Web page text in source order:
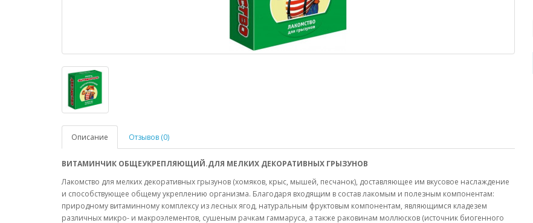
Описание Отзывов (0)
ВИТАМИНЧИК ОБЩЕУКРЕПЛЯЮЩИЙ.ДЛЯ МЕЛКИХ ДЕКОРАТИВНЫХ ГРЫЗУНОВ
Лакомство для мелких декоративных грызунов (хомяков, крыс, мышей, песчанок), доставляющее им вкусовое наслаждение
и способствующее общему укреплению организма. Благодаря входящим в состав лакомым и полезным компонентам:
природному витаминному комплексу из лесных ягод, натуральным фруктовым компонентам, являющимся кладезем
различных микро- и макроэлементов, сушеным рачкам гаммаруса, а также раковинам моллюсков (источник биогенного